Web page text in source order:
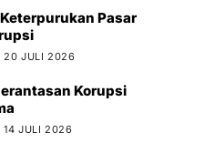
Pasar
20 JULI 2026
Korupsi
14 JULI 2026